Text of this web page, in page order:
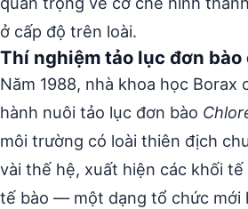
ở cấp độ trên loài.
Thí nghiệm tảo lục đơn bào
Năm 1988, nhà khoa học Borax
hành nuôi tảo lục đơn bào
môi trường có loài thiên địch
vài thế hệ, xuất hiện các khối
tế bào — một dạng tổ chức mới